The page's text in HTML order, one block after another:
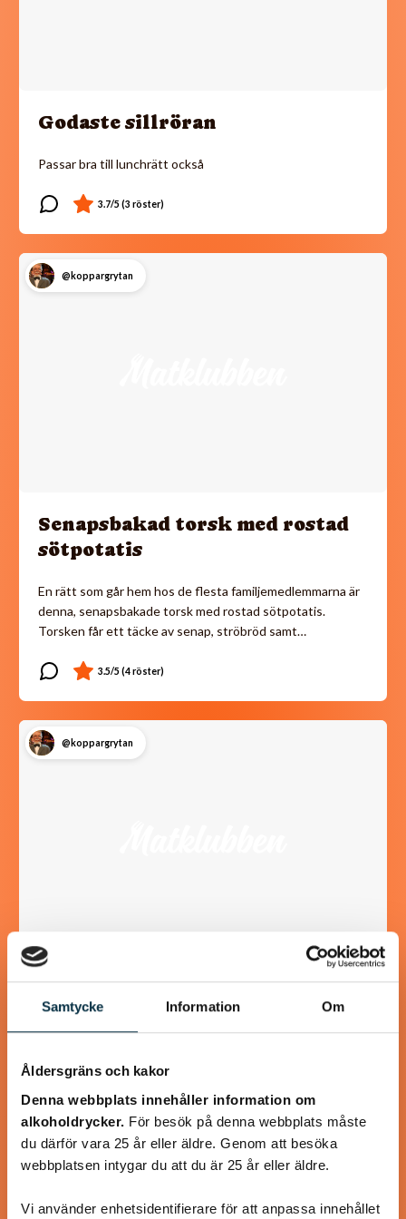
Samtycke Information Om
Åldersgräns och kakor
Denna webbplats innehåller information om
alkoholdrycker. För besök på denna webbplats måste
du därför vara 25 år eller äldre. Genom att besöka
webbplatsen intygar du att du är 25 år eller äldre.
Vi använder enhetsidentifierare för att anpassa innehållet
Godaste sillröran
Passar bra till lunchrätt också
@koppargrytan
Senapsbakad torsk med rostad
sötpotatis
En rätt som går hem hos de flesta familjemedlemmarna är
denna, senapsbakade torsk med rostad sötpotatis.
Torsken får ett täcke av senap, ströbröd samt…
@koppargrytan
En lyxig god räksoppa, lagad från grunden
@mumsan